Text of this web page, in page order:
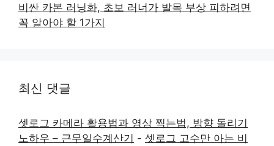
비싼 카본 러닝화, 초보 러너가 발목 부상 피하려면
꼭 알아야 할 1가지
최신 댓글
셋로그 카메라 활용법과 영상 찍는법, 방향 돌리기
노하우 – 근무일수계산기 - 셋로그 고수만 아는 비